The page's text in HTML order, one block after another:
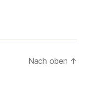
Nach oben ↑